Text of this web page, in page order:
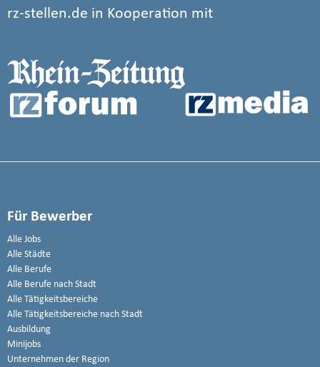
rz-stellen.de in Kooperation mit
Für Bewerber
Alle Jobs
Alle Städte
Alle Berufe
Alle Berufe nach Stadt
Alle Tätigkeitsbereiche
Alle Tätigkeitsbereiche nach Stadt
Ausbildung
Minijobs
Unternehmen der Region